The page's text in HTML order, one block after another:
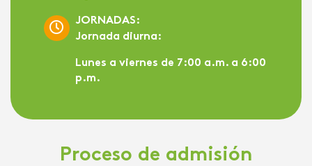
JORNADAS:
Jornada diurna:
Lunes a viernes de 7:00 a.m. a 6:00
p.m.
Proceso de admisión